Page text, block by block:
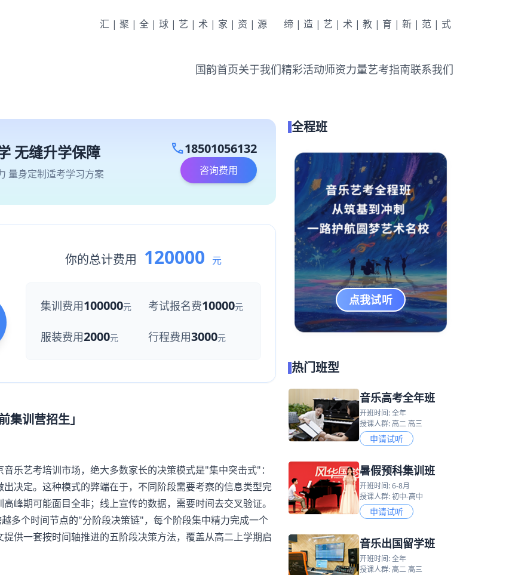
汇|聚|全|球|艺|术|家|资|源 缔|造|艺|术|教|育|新|范|式
国韵首页关于我们精彩活动师资力量艺考指南联系我们
无缝升学保障
量身定制适考学习方案
call18501056132
咨询费用
你的总计费用 120000 元
集训费用100000元 考试报名费10000元
服装费用2000元 行程费用3000元
集训营招生」
艺考培训市场，绝大多数家长的决策模式是"集中突击式"：
决定。这种模式的弊端在于，不同阶段需要考察的信息类型完
期可能面目全非；线上宣传的数据，需要时间去交叉验证。
多个时间节点的"分阶段决策链"，每个阶段集中精力完成一个
供一套按时间轴推进的五阶段决策方法，覆盖从高二上学期启
全程班
点我试听
热门班型
音乐高考全年班
开班时间: 全年
授课人群: 高二 高三
申请试听
暑假预科集训班
开班时间: 6-8月
授课人群: 初中-高中
申请试听
音乐出国留学班
开班时间: 全年
授课人群: 高二 高三